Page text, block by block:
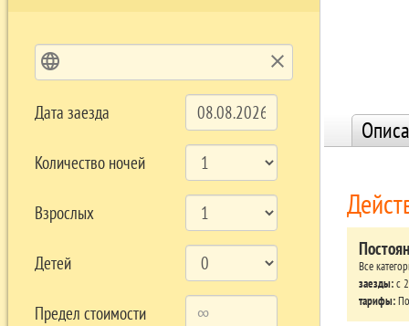
language clear
Дата заезда
Количество ночей
Взрослых
Детей
Предел стоимости
Все
заезды:c
тарифы: